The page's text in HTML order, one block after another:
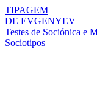
TIPAGEM
DE EVGENYEV
Testes de Sociónica e
Sociotipos